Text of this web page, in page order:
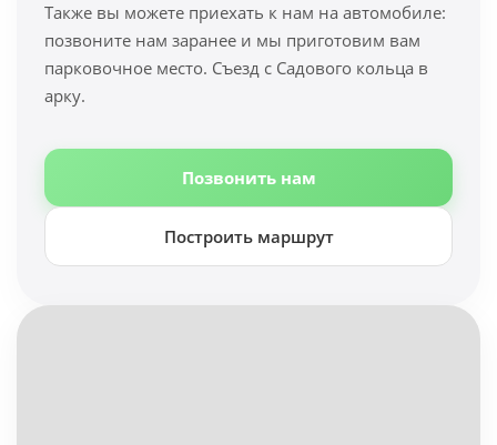
Также вы можете приехать к нам на автомобиле:
позвоните нам заранее и мы приготовим вам
парковочное место. Съезд с Садового кольца в
арку.
Позвонить нам
Построить маршрут